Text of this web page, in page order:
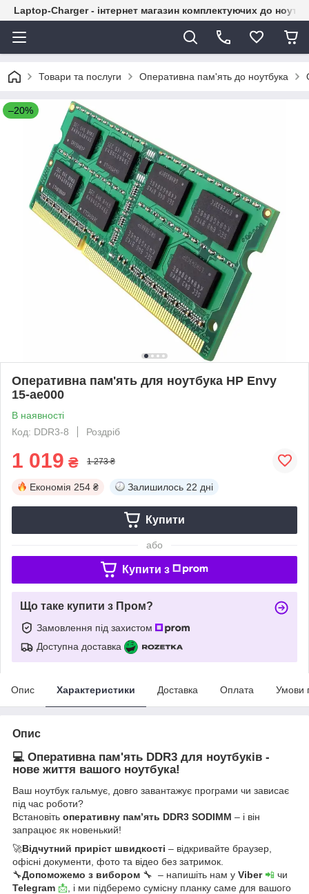
Laptop-Charger - інтернет магазин комплектуючих до
Товари та послуги Оперативна пам'ять до ноутбука
–20%
Оперативна пам'ять для ноутбука HP Envy
15-ae000
В наявності
Код: DDR3-8
Роздріб
1 019 ₴ 1 273 ₴
Економія 254 ₴ Залишилось 22 дні
Купити
або
Купити з
Що таке купити з Пром?
Замовлення під захистом
Доступна доставка
Опис Характеристики Доставка Оплата Умови
Опис
💻 Оперативна пам'ять DDR3 для ноутбуків -
нове життя вашого ноутбука!
Ваш ноутбук гальмує, довго завантажує програми чи зависає
під час роботи?
Встановіть оперативну пам’ять DDR3 SODIMM – і він
запрацює як новенький!
🚀Відчутний приріст швидкості – відкривайте браузер,
офісні документи, фото та відео без затримок.
🔧Допоможемо з вибором 🔧 – напишіть нам у Viber📲 чи
Telegram 📩 , і ми підберемо сумісну планку саме для вашого